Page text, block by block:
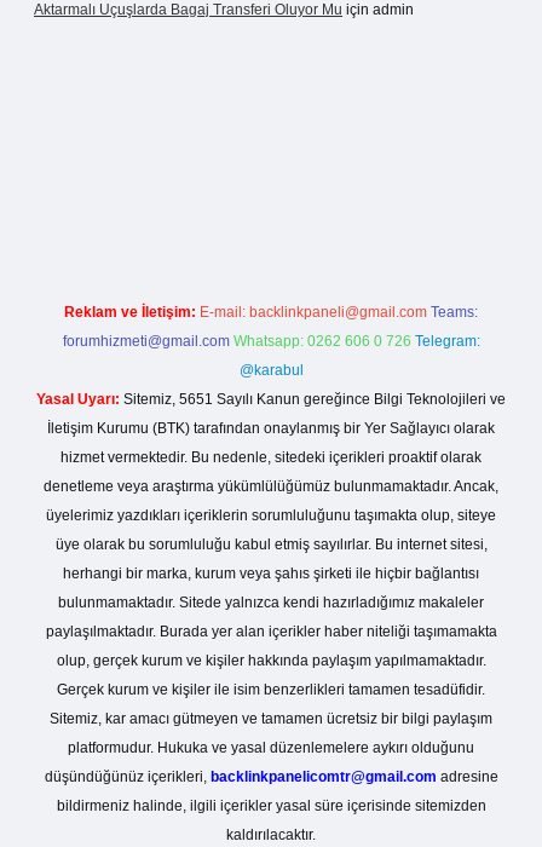
Aktarmalı Uçuşlarda Bagaj Transferi Oluyor Mu için admin
Reklam ve İletişim: E-mail: backlinkpaneli@gmail.com Teams:
forumhizmeti@gmail.com Whatsapp: 0262 606 0 726 Telegram:
@karabul
Yasal Uyarı: Sitemiz, 5651 Sayılı Kanun gereğince Bilgi Teknolojileri ve
İletişim Kurumu (BTK) tarafından onaylanmış bir Yer Sağlayıcı olarak
hizmet vermektedir. Bu nedenle, sitedeki içerikleri proaktif olarak
denetleme veya araştırma yükümlülüğümüz bulunmamaktadır. Ancak,
üyelerimiz yazdıkları içeriklerin sorumluluğunu taşımakta olup, siteye
üye olarak bu sorumluluğu kabul etmiş sayılırlar. Bu internet sitesi,
herhangi bir marka, kurum veya şahıs şirketi ile hiçbir bağlantısı
bulunmamaktadır. Sitede yalnızca kendi hazırladığımız makaleler
paylaşılmaktadır. Burada yer alan içerikler haber niteliği taşımamakta
olup, gerçek kurum ve kişiler hakkında paylaşım yapılmamaktadır.
Gerçek kurum ve kişiler ile isim benzerlikleri tamamen tesadüfidir.
Sitemiz, kar amacı gütmeyen ve tamamen ücretsiz bir bilgi paylaşım
platformudur. Hukuka ve yasal düzenlemelere aykırı olduğunu
düşündüğünüz içerikleri, backlinkpanelicomtr@gmail.com adresine
bildirmeniz halinde, ilgili içerikler yasal süre içerisinde sitemizden
kaldırılacaktır.